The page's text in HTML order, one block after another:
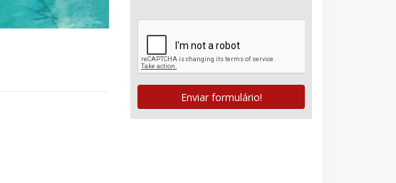
Enviar formulário!